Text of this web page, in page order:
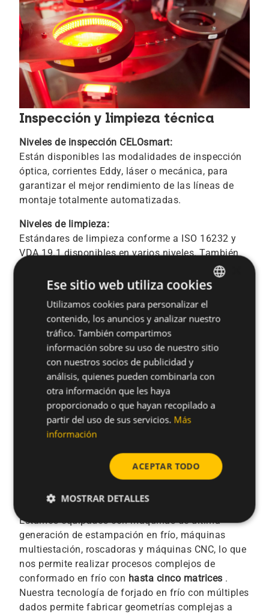
Inspección y limpieza técnica
Niveles de inspección CELOsmart:
Están disponibles las modalidades de inspección
óptica, corrientes Eddy, láser o mecánica, para
garantizar el mejor rendimiento de las líneas de
montaje totalmente automatizadas.
Niveles de limpieza:
Estándares de limpieza conforme a ISO 16232 y
VDA 19.1 disponibles en varios niveles. También
se ofrecen soluciones personalizadas para cumplir
con requisitos específicos.
Nuestra capacidad
Estamos equipados con máquinas de última
generación de estampación en frío, máquinas
multiestación, roscadoras y máquinas CNC, lo que
nos permite realizar procesos complejos de
conformado en frío con hasta cinco matrices .
Nuestra tecnología de forjado en frío con múltiples
dados permite fabricar geometrías complejas a
ENGLISH
SPANISH
FRENCH
Ese sitio web utiliza cookies
Utilizamos cookies para personalizar el
contenido, los anuncios y analizar nuestro
tráfico. También compartimos
información sobre su uso de nuestro sitio
con nuestros socios de publicidad y
análisis, quienes pueden combinarla con
otra información que les haya
proporcionado o que hayan recopilado a
partir del uso de sus servicios. Más
información
ACEPTAR TODO
MOSTRAR DETALLES